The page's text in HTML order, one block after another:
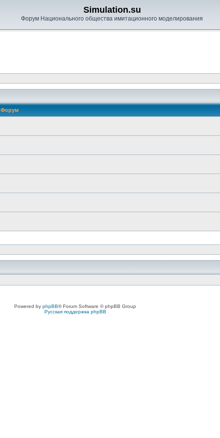
Simulation.su
Форум Национального общества имитационного моделирования
Форум
Powered by phpBB® Forum Software © phpBB Group
Русская поддержка phpBB